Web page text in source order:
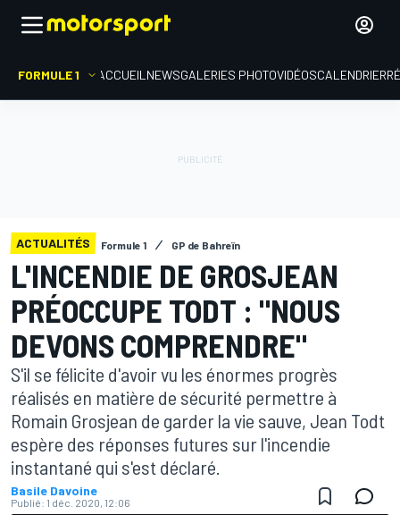
FORMULE 1 ACCUEIL NEWSGALERIES PHOTOVIDÉOSCALENDRIER
ACTUALITÉS Formule 1 GP de Bahreïn
L'INCENDIE DE GROSJEAN
PRÉOCCUPE TODT : "NOUS
DEVONS COMPRENDRE"
S'il se félicite d'avoir vu les énormes progrès
réalisés en matière de sécurité permettre à
Romain Grosjean de garder la vie sauve, Jean Todt
espère des réponses futures sur l'incendie
instantané qui s'est déclaré.
Basile Davoine
Publié: 1 déc. 2020, 12:06